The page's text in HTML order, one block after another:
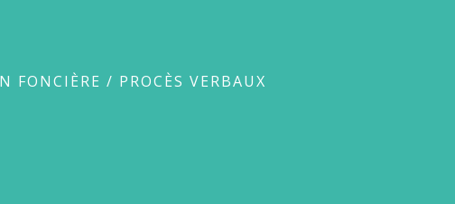
FONCIÈRE / PROCÈS VERBAUX